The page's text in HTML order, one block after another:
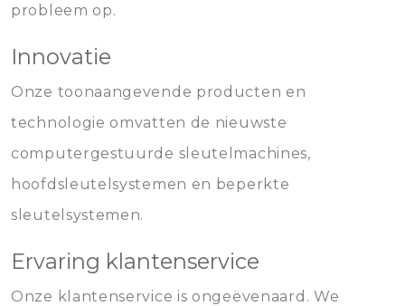
probleem op.
Innovatie
Onze toonaangevende producten en
technologie omvatten de nieuwste
computergestuurde sleutelmachines,
hoofdsleutelsystemen en beperkte
sleutelsystemen.
Ervaring klantenservice
Onze klantenservice is ongeëvenaard. We